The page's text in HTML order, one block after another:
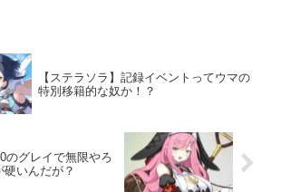
【ステラソラ】記録イベントってウマの
特別移籍的な奴か！？
のグレイで無限やろ
硬いんだが？